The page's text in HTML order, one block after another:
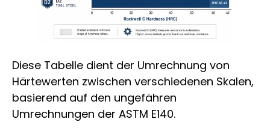
Diese Tabelle dient der Umrechnung von
Härtewerten zwischen verschiedenen Skalen,
basierend auf den ungefähren
Umrechnungen der ASTM E140.